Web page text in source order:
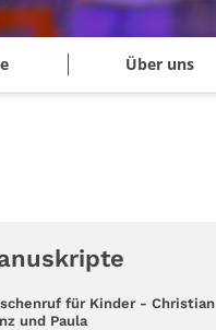
Über uns
für Kinder - Christian
und Paula: